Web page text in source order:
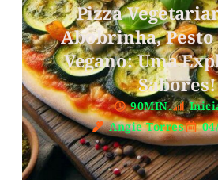
Pizza
Abobrinha, Pesto
Vegano: Uma
Sabores!
90MIN.
Angie Torres